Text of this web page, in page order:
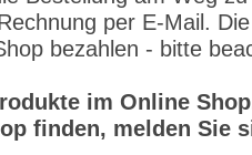
per E-Mail.
bezahlen - bitte
im Online
finden, melden Sie